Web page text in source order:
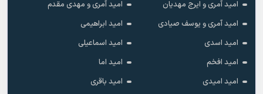
امید آمری و ایرج مهدیان
امید آمری و مهدی مقدم
امید آمری و یوسف صیادی
امید ابراهیمی
امید اسدی
امید اسماعیلی
امید افخم
امید اما
امید امیدی
امید باقری